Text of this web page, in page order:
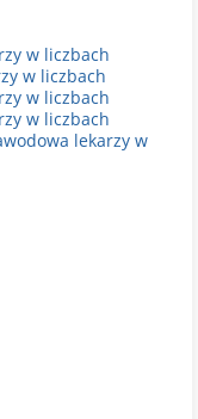
w liczbach
w liczbach
w liczbach
w liczbach
lekarzy w